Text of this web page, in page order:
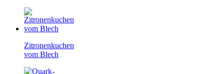
Zitronenkuchen
vom Blech